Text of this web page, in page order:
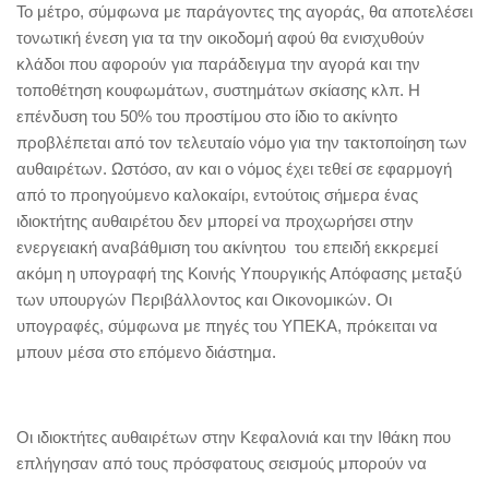
Το μέτρο, σύμφωνα με παράγοντες της αγοράς, θα αποτελέσει
τονωτική ένεση για τα την οικοδομή αφού θα ενισχυθούν
κλάδοι που αφορούν για παράδειγμα την αγορά και την
τοποθέτηση κουφωμάτων, συστημάτων σκίασης κλπ. Η
επένδυση του 50% του προστίμου στο ίδιο το ακίνητο
προβλέπεται από τον τελευταίο νόμο για την τακτοποίηση των
αυθαιρέτων. Ωστόσο, αν και ο νόμος έχει τεθεί σε εφαρμογή
από το προηγούμενο καλοκαίρι, εντούτοις σήμερα ένας
ιδιοκτήτης αυθαιρέτου δεν μπορεί να προχωρήσει στην
ενεργειακή αναβάθμιση του ακίνητου του επειδή εκκρεμεί
ακόμη η υπογραφή της Κοινής Υπουργικής Απόφασης μεταξύ
των υπουργών Περιβάλλοντος και Οικονομικών. Οι
υπογραφές, σύμφωνα με πηγές του ΥΠΕΚΑ, πρόκειται να
μπουν μέσα στο επόμενο διάστημα.
Οι ιδιοκτήτες αυθαιρέτων στην Κεφαλονιά και την Ιθάκη που
επλήγησαν από τους πρόσφατους σεισμούς μπορούν να